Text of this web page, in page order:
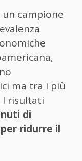
campione
ma tra i più
I risultati
di
ridurre il